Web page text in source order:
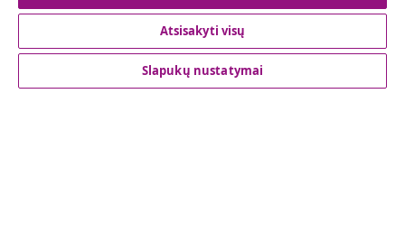
Klientų aptarnavimas
Atsisakyti visų
Slapukų nustatymai